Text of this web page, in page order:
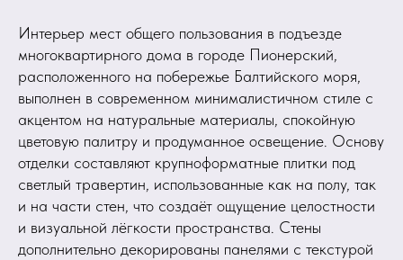
Интерьер мест общего пользования в подъезде
многоквартирного дома в городе Пионерский,
расположенного на побережье Балтийского моря,
выполнен в современном минималистичном стиле с
акцентом на натуральные материалы, спокойную
цветовую палитру и продуманное освещение. Основу
отделки составляют крупноформатные плитки под
светлый травертин, использованные как на полу, так
и на части стен, что создаёт ощущение целостности
и визуальной лёгкости пространства. Стены
дополнительно декорированы панелями с текстурой